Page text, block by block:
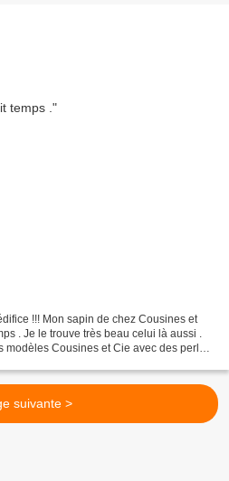
!!! Mon sapin de chez Cousines et
. Je le trouve très beau celui là aussi .
modèles Cousines et Cie avec des perles
suivante >